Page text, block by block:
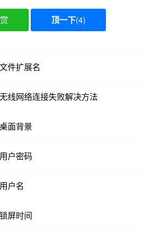
顶一下(4)
件扩展名
线网络连接失败解决方法
面背景
户密码
户名
屏时间